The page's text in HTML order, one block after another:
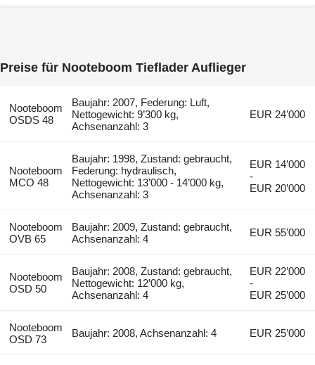
Preise für Nooteboom Tieflader Auflieger
Nooteboom
OSDS 48
Baujahr: 2007, Federung: Luft,
Nettogewicht: 9’300 kg,
Achsenanzahl: 3
EUR 24’000
Nooteboom
MCO 48
Baujahr: 1998, Zustand: gebraucht,
Federung: hydraulisch,
Nettogewicht: 13’000 - 14’000 kg,
Achsenanzahl: 3
EUR 14’000
-
EUR 20’000
Nooteboom
OVB 65
Baujahr: 2009, Zustand: gebraucht,
Achsenanzahl: 4
EUR 55’000
Nooteboom
OSD 50
Baujahr: 2008, Zustand: gebraucht,
Nettogewicht: 12’000 kg,
Achsenanzahl: 4
EUR 22’000
-
EUR 25’000
Nooteboom
OSD 73
Baujahr: 2008, Achsenanzahl: 4 EUR 25’000